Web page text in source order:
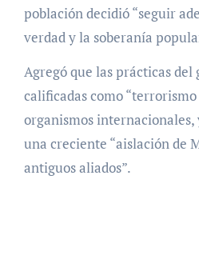
población decidió “seguir
verdad y la soberanía
Agregó que las prácticas del
calificadas como “terrorismo
organismos internacionales,
una creciente “aislación de
antiguos aliados”.